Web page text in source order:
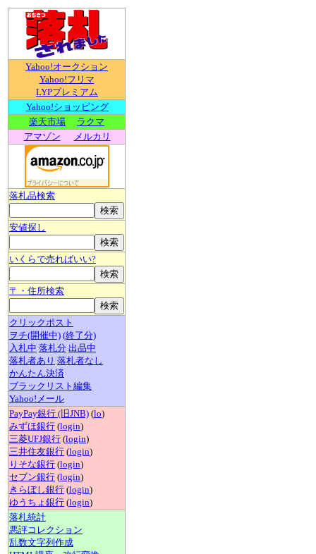
Yahoo!オークション
Yahoo!フリマ
LYPプレミアム
Yahoo!ショッピング
楽天市場
ラクマ
アマゾン
メルカリ
落札品検索
安値探し
いくらで売ればいい?
〒・住所検索
クリックポスト
ヲチ(開催中) (終了分)
入札中 落札分 出品中
落札者あり 落札者なし
かんたん決済
ブラックリスト編集
Yahoo!メール
PayPay銀行 (旧JNB) (lo)
みずほ銀行 (login)
三菱UFJ銀行 (login)
三井住友銀行 (login)
りそな銀行 (login)
セブン銀行 (login)
きらぼし銀行 (login)
ゆうちょ銀行 (login)
落札統計
悪評コレクション
乱数文字列作成